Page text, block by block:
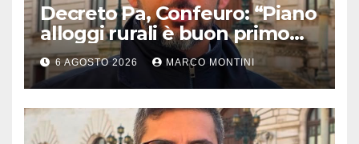
Decreto Pa, Confeuro: “Piano
alloggi rurali è buon primo
passo ma da solo non basta”
6 AGOSTO 2026 MARCO MONTINI